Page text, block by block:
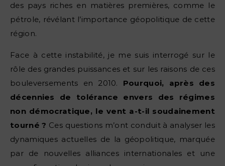
des pays riches en matières premières, comme le
pétrole, révélant l’importance géopolitique de cette
région.
Face à cette instabilité, je me suis interrogé sur le
rôle des grandes puissances et sur les raisons de ces
bouleversements en 2010. Pourquoi, après des
décennies de tolérance envers des régimes
non démocratique, le vent a-t-il soudainement
tourné ? Ces questions m’ont conduit à analyser les
dynamiques actuelles de la géopolitique, marquée
par de nouvelles alliances internationales et une